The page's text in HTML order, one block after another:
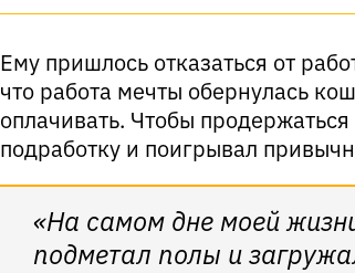
Ему пришлось отказаться от
что работа мечты обернулась
оплачивать. Чтобы
подработку и поигрывал
«На самом дне моей
подметал полы и